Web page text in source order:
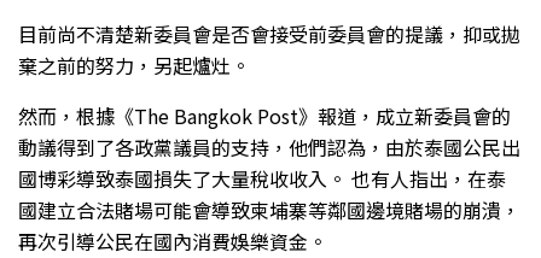
目前尚不清楚新委員會是否會接受前委員會的提議，抑或拋
棄之前的努力，另起爐灶。
然而，根據《The Bangkok Post》報道，成立新委員會的
動議得到了各政黨議員的支持，他們認為，由於泰國公民出
國博彩導致泰國損失了大量稅收收入。 也有人指出，在泰
國建立合法賭場可能會導致柬埔寨等鄰國邊境賭場的崩潰，
再次引導公民在國內消費娛樂資金。